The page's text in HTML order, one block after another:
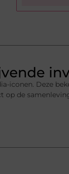
iconen. Deze
de